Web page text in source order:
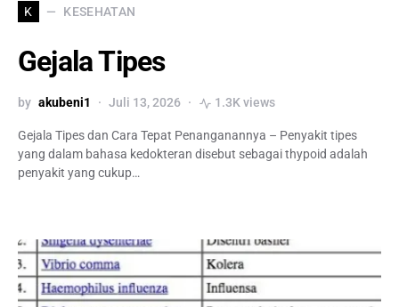
K KESEHATAN
Gejala Tipes
by akubeni1 Juli 13, 2026 1.3K views
Gejala Tipes dan Cara Tepat Penanganannya – Penyakit tipes
yang dalam bahasa kedokteran disebut sebagai thypoid adalah
penyakit yang cukup…